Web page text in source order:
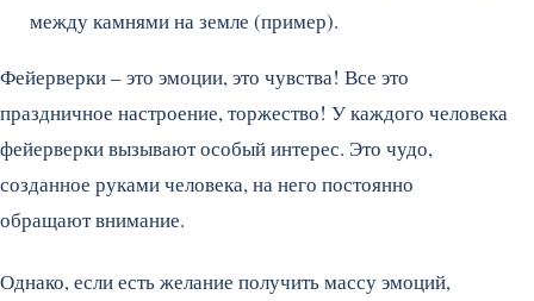
между камнями на земле (пример).
Фейерверки – это эмоции, это чувства! Все это
праздничное настроение, торжество! У каждого человека
фейерверки вызывают особый интерес. Это чудо,
созданное руками человека, на него постоянно
обращают внимание.
Однако, если есть желание получить массу эмоций,